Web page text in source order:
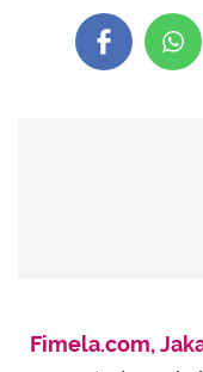
Fimela.com,